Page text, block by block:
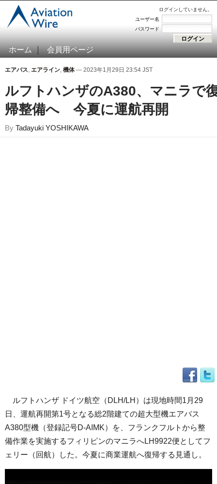
ログインしていません。
ユーザー名
パスワード
ホーム 会員用ページ
エアバス, エアライン, 機体— 2023年1月29日 23:54 JST
ルフトハンザのA380、マニラで
帰整備へ 今夏に運航再開
By Tadayuki YOSHIKAWA
ルフトハンザ ドイツ航空（DLH/LH）は現地時間1月29
日、運航再開第1号となる総2階建ての超大型機エアバス
A380型機（登録記号D-AIMK）を、フランクフルトから整
備作業を実施するフィリピンのマニラへLH9922便としてフ
ェリー（回航）した。今夏に商業運航へ復帰する見通し。